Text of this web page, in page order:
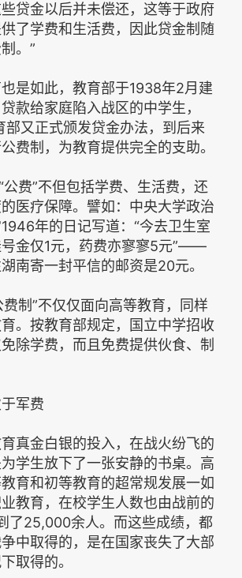
贷金以后并未偿还，这等于政府
了学费和生活费，因此贷金制随
。”
是如此，教育部于1938年2月建
款给家庭陷入战区的中学生，
部又正式颁发贷金办法，到后来
费制，为教育提供完全的支助。
公费”不但包括学费、生活费，还
医疗保障。譬如：中央大学政治
年的日记写道：“今去卫生室
号金仅1元，药费亦寥寥5元”——
南寄一封平信的邮资是20元。
费制”不仅仅面向高等教育，同样
。按教育部规定，国立中学招收
除学费，而且免费提供伙食、制
军费
真金白银的投入，在战火纷飞的
学生放下了一张安静的书桌。高
育和初等教育的超常规发展一如
教育，在校学生人数也由战前的
了25,000余人。而这些成绩，都
中取得的，是在国家丧失了大部
取得的。